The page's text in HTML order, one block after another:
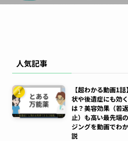
人気記事
【超わかる動画1
状や後遺症にも効
は？美容効果（若
止）も高い最先端
ジングを動画でわ
説